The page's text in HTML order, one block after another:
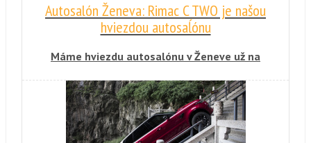
Autosalón Ženeva: Rimac C TWO je našou
hviezdou autosaĺónu
Máme hviezdu autosalónu v Ženeve už na
vyrazil poistky. Cena tohto vozidla je 1,8
milióna eur, ale vyniká aj inými číslami.